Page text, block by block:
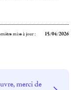
mise à jour : 15/04/2026
merci de